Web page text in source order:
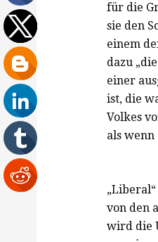
für die
sie den
einem
dazu
einer
ist, die
Volkes
als wenn
von den
wird die